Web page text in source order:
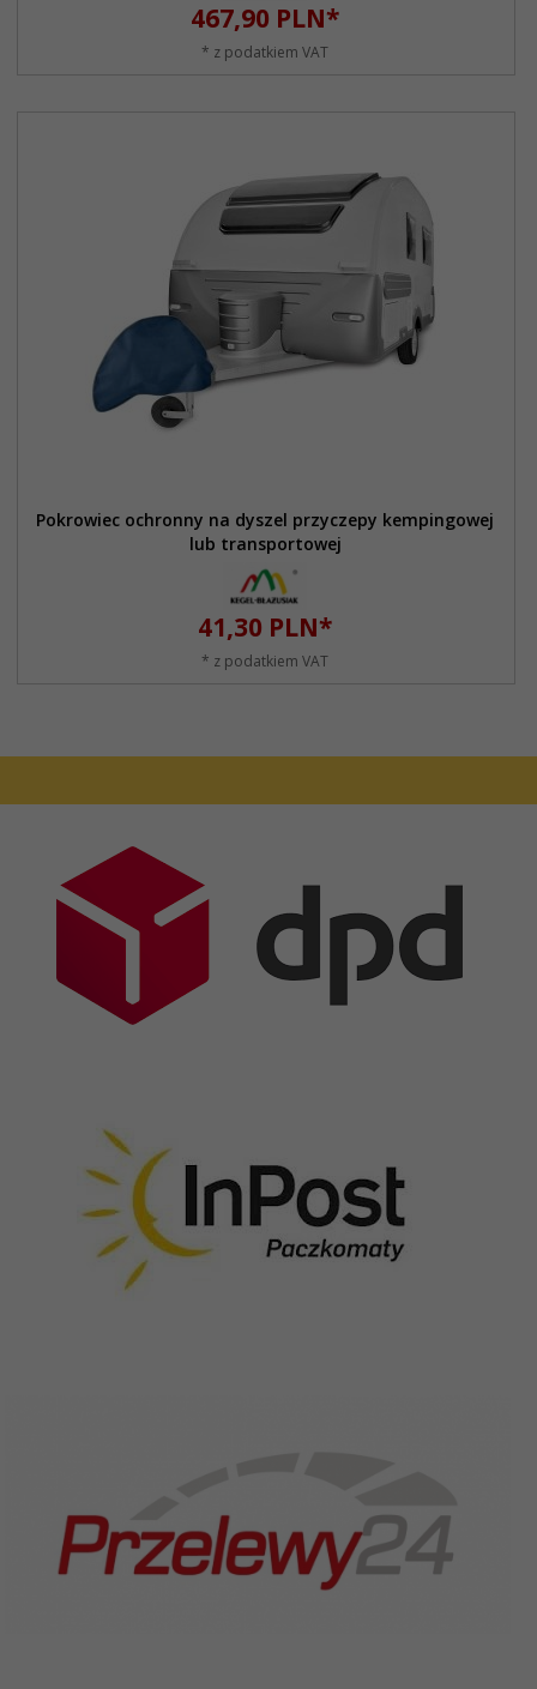
467,90 PLN*
* z podatkiem VAT
Pokrowiec ochronny na dyszel przyczepy kempingowej
lub transportowej
41,30 PLN*
* z podatkiem VAT